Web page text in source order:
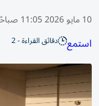
10 مايو 2026 11:05 صباحًا
استمع دقائق القراءة - 2